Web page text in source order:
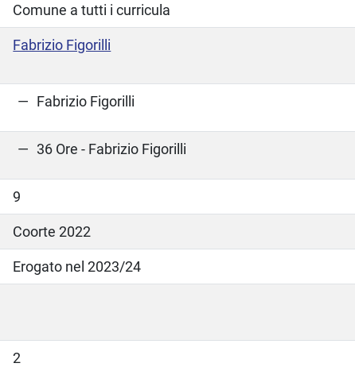
Comune a tutti i curricula
Fabrizio Figorilli
Fabrizio Figorilli
36 Ore - Fabrizio Figorilli
9
Coorte 2022
Erogato nel 2023/24
2